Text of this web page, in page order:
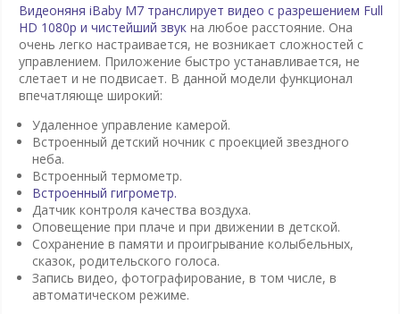
Видеоняня iBaby M7 транслирует видео с разрешением Full
HD 1080p и чистейший звук на любое расстояние. Она
очень легко настраивается, не возникает сложностей с
управлением. Приложение быстро устанавливается, не
слетает и не подвисает. В данной модели функционал
впечатляюще широкий:
Удаленное управление камерой.
Встроенный детский ночник с проекцией звездного
неба.
Встроенный термометр.
Встроенный гигрометр.
Датчик контроля качества воздуха.
Оповещение при плаче и при движении в детской.
Сохранение в памяти и проигрывание колыбельных,
сказок, родительского голоса.
Запись видео, фотографирование, в том числе, в
автоматическом режиме.